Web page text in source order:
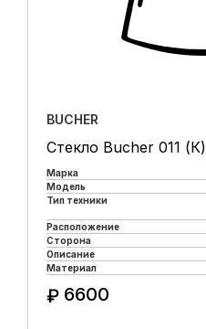
BUCHER
Стекло Bucher 011 (К)
Марка
Модель
Тип техники
Расположение
Сторона
Описание
Материал
₽ 6600